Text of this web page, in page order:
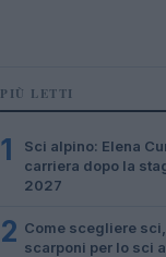
PIÙ LETTI
1
Sci alpino: Elena
carriera dopo la
2027
2 Come scegliere
scarponi per lo sci